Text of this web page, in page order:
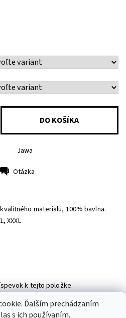
Jawa
Otázka
materialu, 100% bavlna.
XXXL
k tejto položke.
Ďalším prechádzaním
s ich používaním.